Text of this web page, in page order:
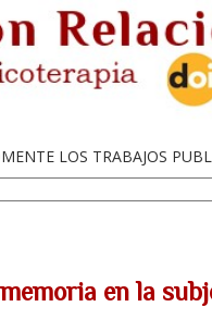
LOS TRABAJOS
en la